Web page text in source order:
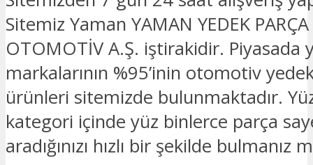
Sitemiz Yaman YAMAN YEDEK PARÇA
OTOMOTİV A.Ş. iştirakidir. Piyasada
markalarının %95’inin otomotiv
ürünleri sitemizde bulunmaktadır.
kategori içinde yüz binlerce parça
aradığınızı hızlı bir şekilde bulmanız